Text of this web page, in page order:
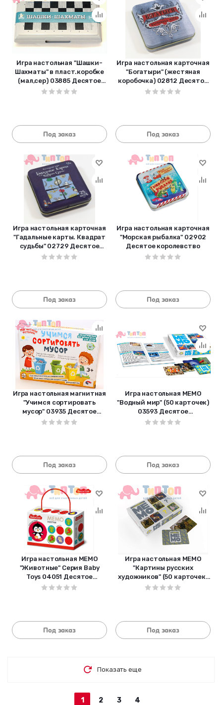
Игра настольная "Шашки-
Шахматы" в пласт.коробке
(мал,сер) 03885 Десятое
королевство
Под заказ
Игра настольная карточная
"Богатыри" (жестяная
коробочка) 02812 Десятое
королевство
Под заказ
Игра настольная карточная
"Гадальные карты. Квадрат
судьбы" 02729 Десятое
королевство
Под заказ
Игра настольная карточная
"Морская рыбалка" 02902
Десятое королевство
Под заказ
Игра настольная магнитная
"Учимся сортировать
мусор" 03935 Десятое
королевство
Под заказ
Игра настольная МЕМО
"Водный мир" (50 карточек)
03593 Десятое
королевство
Под заказ
Игра настольная МЕМО
"Животные" Серия Вaby
Toys 04051 Десятое
королевство
Под заказ
Игра настольная МЕМО
"Картины русских
художников" (50 карточек)
03625 Десятое
Под заказ
Показать еще
1 2 3 4